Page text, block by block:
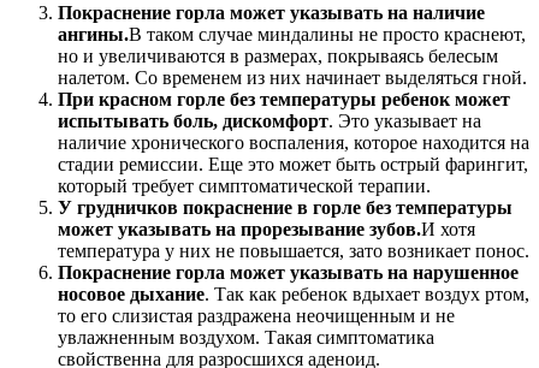
Покраснение горла может указывать на наличие
ангины.В таком случае миндалины не просто краснеют,
но и увеличиваются в размерах, покрываясь белесым
налетом. Со временем из них начинает выделяться гной.
При красном горле без температуры ребенок может
испытывать боль, дискомфорт. Это указывает на
наличие хронического воспаления, которое находится на
стадии ремиссии. Еще это может быть острый фарингит,
который требует симптоматической терапии.
У грудничков покраснение в горле без температуры
может указывать на прорезывание зубов.И хотя
температура у них не повышается, зато возникает понос.
Покраснение горла может указывать на нарушенное
носовое дыхание. Так как ребенок вдыхает воздух ртом,
то его слизистая раздражена неочищенным и не
увлажненным воздухом. Такая симптоматика
свойственна для разросшихся аденоид.